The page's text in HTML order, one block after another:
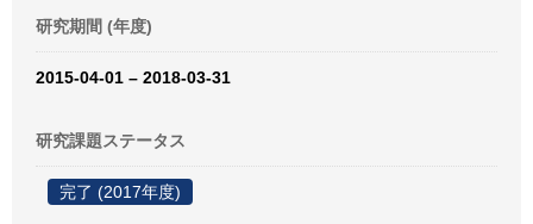
研究期間 (年度)
2015-04-01 – 2018-03-31
研究課題ステータス
完了 (2017年度)